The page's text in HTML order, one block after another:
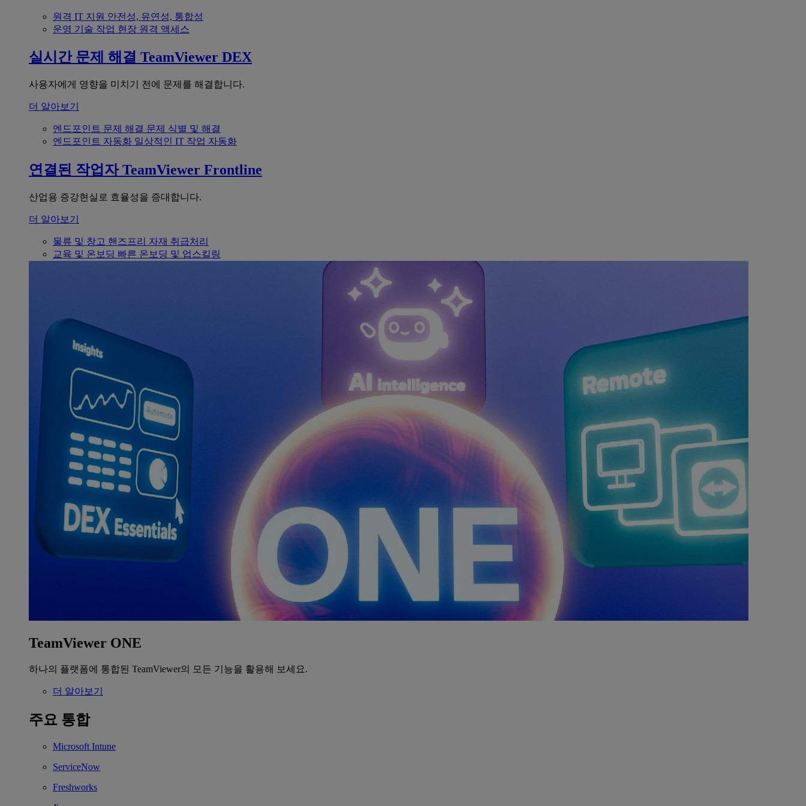
원격 IT 지원 안전성, 유연성, 통합성
운영 기술 작업 현장 원격 액세스
실시간 문제 해결 TeamViewer DEX
사용자에게 영향을 미치기 전에 문제를 해결합니다.
더 알아보기
엔드포인트 문제 해결 문제 식별 및 해결
엔드포인트 자동화 일상적인 IT 작업 자동화
연결된 작업자 TeamViewer Frontline
산업용 증강현실로 효율성을 증대합니다.
더 알아보기
물류 및 창고 핸즈프리 자재 취급처리
교육 및 온보딩 빠른 온보딩 및 업스킬링
TeamViewer ONE
하나의 플랫폼에 통합된 TeamViewer의 모든 기능을 활용해 보세요.
더 알아보기
주요 통합
Microsoft Intune
ServiceNow
Freshworks